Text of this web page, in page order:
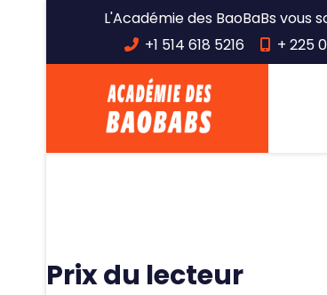
+1 514 618 5216 + 225
L'Académie des BaoBaBs vous
Prix du lecteur